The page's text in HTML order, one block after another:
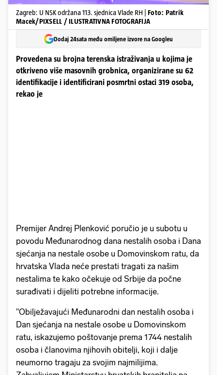
Zagreb: U NSK održana 113. sjednica Vlade RH | Foto: Patrik
Macek/PIXSELL / ILUSTRATIVNA FOTOGRAFIJA
Dodaj 24sata među omiljene izvore na Googleu
Provedena su brojna terenska istraživanja u kojima je
otkriveno više masovnih grobnica, organizirane su 62
identifikacije i identificirani posmrtni ostaci 319 osoba,
rekao je
Premijer Andrej Plenković poručio je u subotu u
povodu Međunarodnog dana nestalih osoba i Dana
sjećanja na nestale osobe u Domovinskom ratu, da
hrvatska Vlada neće prestati tragati za našim
nestalima te kako očekuje od Srbije da počne
surađivati i dijeliti potrebne informacije.
"Obilježavajući Međunarodni dan nestalih osoba i
Dan sjećanja na nestale osobe u Domovinskom
ratu, iskazujemo poštovanje prema 1744 nestalih
osoba i članovima njihovih obitelji, koji i dalje
neumorno tragaju za svojim najmilijima.